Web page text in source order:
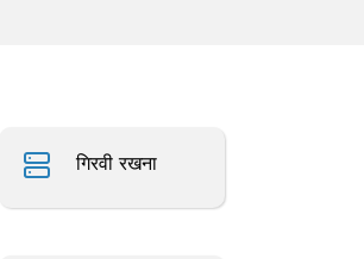
गिरवी रखना